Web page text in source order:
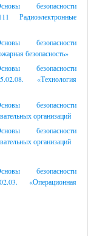
безопасности
Радиоэлектронные
безопасности
безопасность»
безопасности
«Технология
безопасности
организаций
безопасности
организаций
безопасности
«Операционная